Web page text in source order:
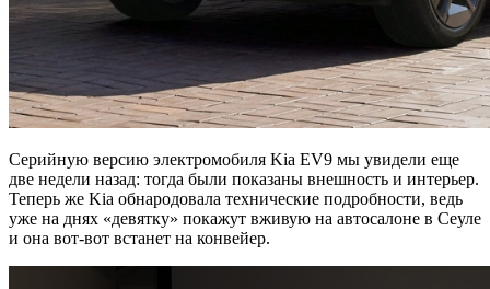
Серийную версию электромобиля Kia EV9 мы увидели еще
две недели назад: тогда были показаны внешность и интерьер.
Теперь же Kia обнародовала технические подробности, ведь
уже на днях «девятку» покажут вживую на автосалоне в Сеуле
и она вот-вот встанет на конвейер.